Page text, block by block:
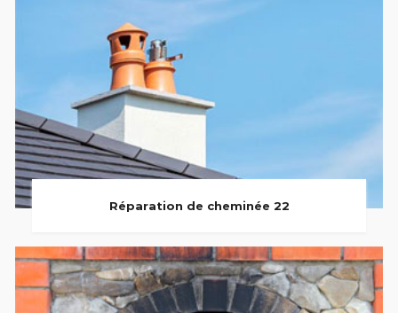
Réparation de cheminée 22